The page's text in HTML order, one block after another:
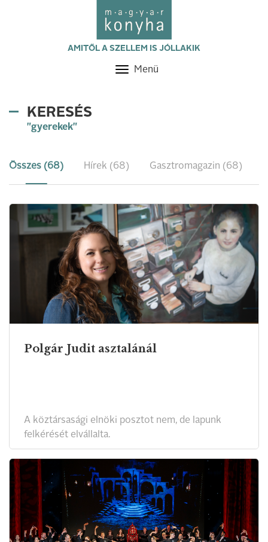
AMITŐL A SZELLEM IS JÓLLAKIK
Toggle
Menü
KERESÉS
"gyerekek"
Összes (68) Hírek (68) Gasztromagazin (68)
Polgár Judit asztalánál
A köztársasági elnöki posztot nem, de lapunk
felkérését elvállalta.